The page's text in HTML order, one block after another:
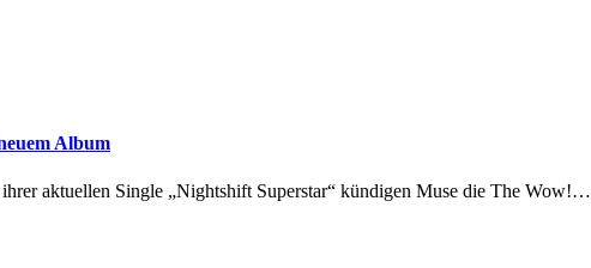
Album
aktuellen Single „Nightshift Superstar“ kündigen Muse die The Wow!…